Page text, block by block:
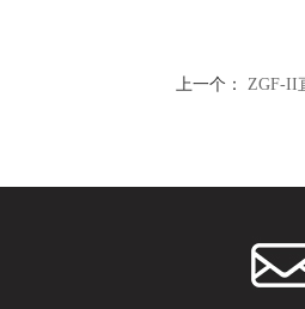
上一个： ZGF-II